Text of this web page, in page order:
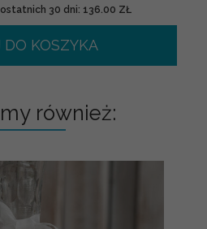
30 dni: 136.00 ZŁ
DO KOSZYKA
również: